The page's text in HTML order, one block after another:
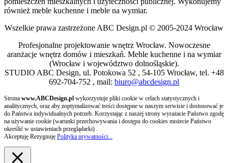
również meble kuchenne i meble na wymiar.
Wszelkie prawa zastrzeżone ABC Design.pl © 2005-2024 Wrocław
Profesjonalne projektowanie wnętrz Wrocław. Nowoczesne
aranżacje wnętrz domów i mieszkań. Meble kuchenne i na wymiar
(Wrocław i województwo dolnośląskie).
STUDIO ABC Design, ul. Potokowa 52 , 54-105 Wrocław, tel. +48
692-704-752 , mail: biuro@abcdesign.pl
Strona www.ABCDesign.pl wykorzystuje pliki cookie w celach statystycznych i
analitycznych, oraz aby zoptymalizować treści dostępne w naszym serwisie i dostosować je
do Państwa indywidualnych potrzeb. Korzystając z naszej strony wyrażacie Państwo zgodę
na używanie cookie (warunki przechowywania i dostępu do cookies możecie Państwo
określić w ustawieniach przeglądarki) .
Akceptuję Rezygnuję Polityka prywatności...